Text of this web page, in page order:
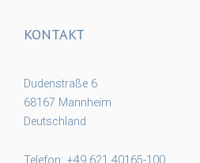
KONTAKT
Dudenstraße 6
68167 Mannheim
Deutschland
Telefon: +49 621 40165-100